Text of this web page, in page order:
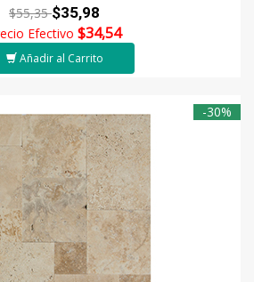
$55,35$35,98
Efectivo $34,54
Añadir al Carrito
-30%